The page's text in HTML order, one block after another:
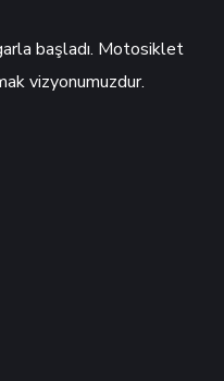
başladı. Motosiklet
vizyonumuzdur.